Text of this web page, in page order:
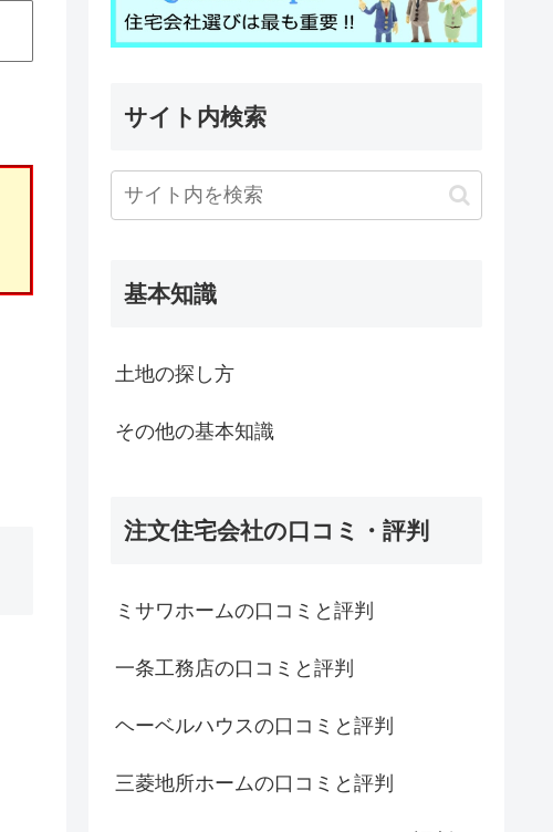
サイト内検索
基本知識
土地の探し方
その他の基本知識
注文住宅会社の口コミ・評判
ミサワホームの口コミと評判
一条工務店の口コミと評判
ヘーベルハウスの口コミと評判
三菱地所ホームの口コミと評判